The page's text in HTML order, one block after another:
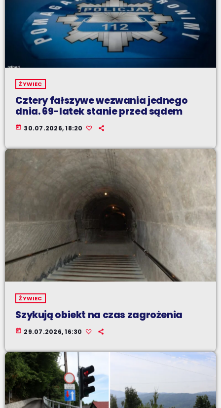
ŻYWIEC
Cztery fałszywe wezwania jednego
dnia. 69-latek stanie przed sądem
today 30.07.2026, 18:20
ŻYWIEC
Szykują obiekt na czas zagrożenia
today 29.07.2026, 16:30